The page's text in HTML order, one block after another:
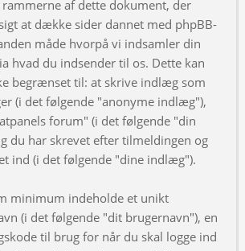
af dette dokument, der
at dække sider dannet med phpBB-
måde hvorpå vi indsamler din
hvad du indsender til os. Dette kan
begrænset til: at skrive indlæg som
(i det følgende "anonyme indlæg"),
forum" (i det følgende "din
du har skrevet efter tilmeldingen og
ind (i det følgende "dine indlæg").
minimum indeholde et unikt
(i det følgende "dit brugernavn"), en
til brug for når du skal logge ind